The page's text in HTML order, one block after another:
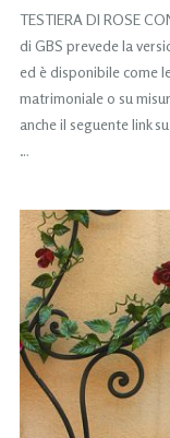
TESTIERA DI ROSE
di GBS prevede la
ed è disponibile come
matrimoniale o su
anche il seguente link
…